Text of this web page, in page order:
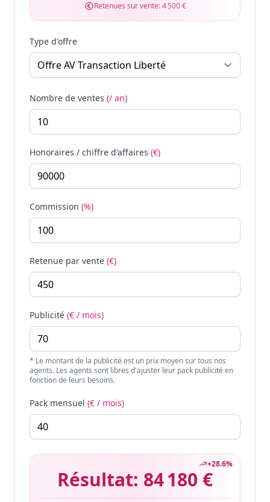
Retenues sur vente:4 500 €
Type d'offre
Nombre de ventes (/ an)
Honoraires / chiffre d'affaires (€)
Commission (%)
Retenue par vente (€)
Publicité (€ / mois)
* Le montant de la publicité est un prix moyen sur tous nos
agents. Les agents sont libres d'ajuster leur pack publicité en
fonction de leurs besoins.
Pack mensuel (€ / mois)
+28.6%
Résultat: 84 180 €